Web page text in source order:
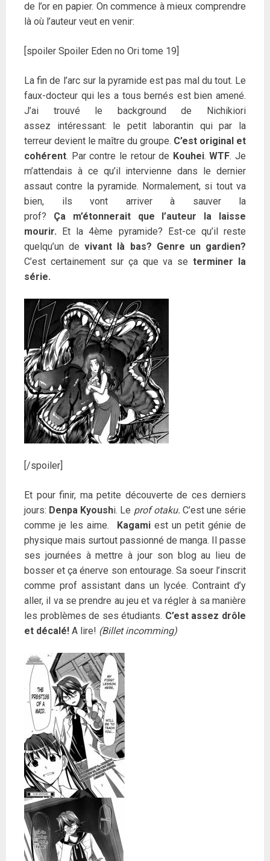
de l’or en papier. On commence à mieux comprendre
là où l’auteur veut en venir:
[spoiler Spoiler Eden no Ori tome 19]
La fin de l’arc sur la pyramide est pas mal du tout. Le
faux-docteur qui les a tous bernés est bien amené.
J’ai trouvé le background de Nichikiori
assez intéressant: le petit laborantin qui par la
terreur devient le maître du groupe. C’est original et
cohérent. Par contre le retour de Kouhei.WTF. Je
m’attendais à ce qu’il intervienne dans le dernier
assaut contre la pyramide. Normalement, si tout va
bien, ils vont arriver à sauver la
prof? Ça m’étonnerait que l’auteur la laisse
mourir. Et la 4ème pyramide? Est-ce qu’il reste
quelqu’un de vivant là bas? Genre un gardien?
C’est certainement sur ça que va se terminer la
série.
[/spoiler]
Et pour finir, ma petite découverte de ces derniers
jours: Denpa Kyoushi. Le prof otaku. C’est une série
comme je les aime. Kagami est un petit génie de
physique mais surtout passionné de manga. Il passe
ses journées à mettre à jour son blog au lieu de
bosser et ça énerve son entourage. Sa soeur l’inscrit
comme prof assistant dans un lycée. Contraint d’y
aller, il va se prendre au jeu et va régler à sa manière
les problèmes de ses étudiants. C’est assez drôle
et décalé! A lire! (Billet incomming)